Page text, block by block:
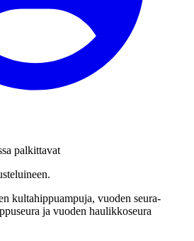
palkittavat
kultahippuampuja, vuoden seura-
ja vuoden haulikkoseura